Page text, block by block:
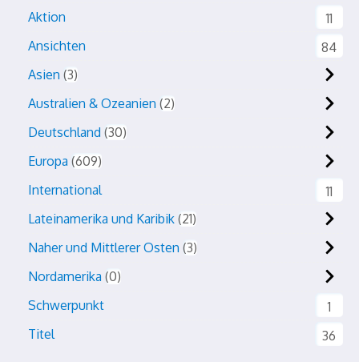
Aktion
11
Ansichten
84
Asien 3
Australien & Ozeanien 2
Deutschland 30
Europa 609
International
11
Lateinamerika und Karibik 21
Naher und Mittlerer Osten 3
Nordamerika 0
Schwerpunkt
1
Titel
36